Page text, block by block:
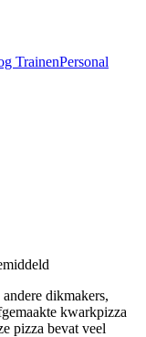
TrainenPersonal
andere dikmakers,
kwarkpizza
pizza bevat veel